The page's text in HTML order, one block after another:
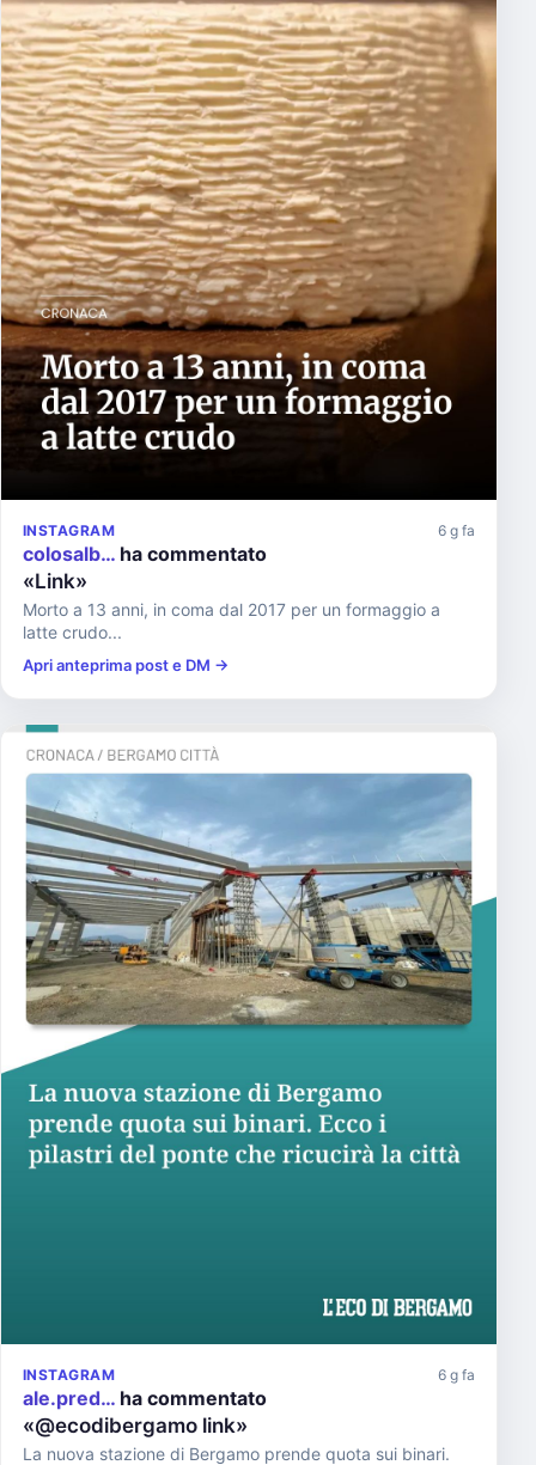
INSTAGRAM 6 g fa
colosalb… ha commentato
«Link»
Morto a 13 anni, in coma dal 2017 per un formaggio a
latte crudo...
Apri anteprima post e DM →
INSTAGRAM 6 g fa
ale.pred… ha commentato
«@ecodibergamo link»
La nuova stazione di Bergamo prende quota sui binari.